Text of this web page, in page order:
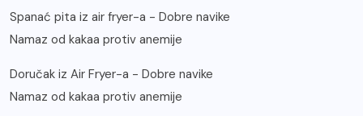
Spanać pita iz air fryer-a - Dobre navike
Namaz od kakaa protiv anemije
Doručak iz Air Fryer-a - Dobre navike
Namaz od kakaa protiv anemije